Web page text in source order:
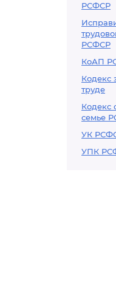
РСФСР
РСФСР
КоАП
Кодекс
труде
Кодекс
семье
УК
УПК